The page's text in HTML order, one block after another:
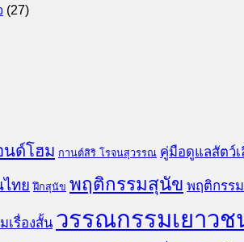
(27)
นด์โฮม กานต์สิริ โรจนสุวรรณ คู่มือดูแลสัตว์เ
ทย ฝึกสุนัข พฤติกรรมสุนัข พฤติกรร
เรื่องสั้น วรรณกรรมเยาวช